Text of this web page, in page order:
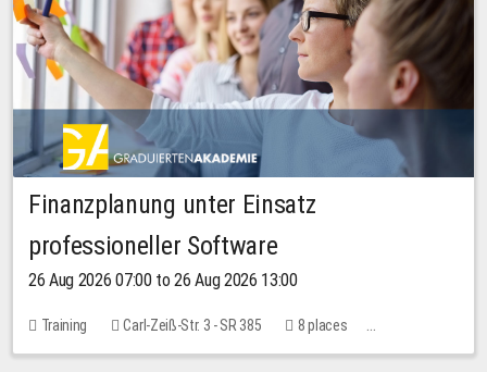
Finanzplanung unter Einsatz
professioneller Software
26 Aug 2026 07:00 to 26 Aug 2026 13:00
Training Carl-Zeiß-Str. 3 - SR 385
8 places
20.00 EUR